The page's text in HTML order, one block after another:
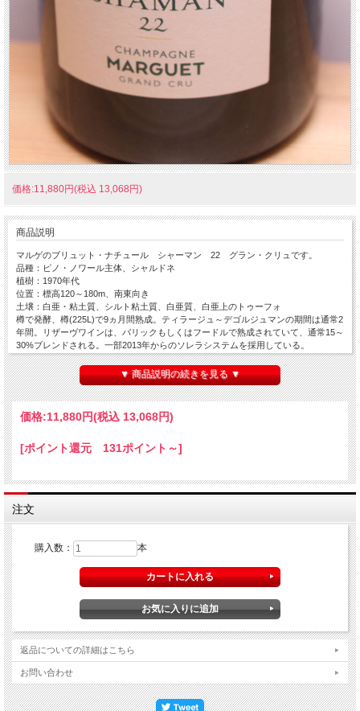
価格:11,880円(税込 13,068円)
商品説明
マルゲのブリュット・ナチュール シャーマン 22 グラン・クリュです。
品種：ピノ・ノワール主体、シャルドネ
植樹：1970年代
位置：標高120～180m、南東向き
土壌：白亜・粘土質、シルト粘土質、白亜質、白亜上のトゥーフォ
樽で発酵、樽(225L)で9ヵ月間熟成。ティラージュ～デゴルジュマンの期間は通常2
年間。リザーヴワインは、バリックもしくはフードルで熟成されていて、通常15～
30%ブレンドされる。一部2013年からのソレラシステムを採用している。
ヴァン・クレールでの熟成の段階で、より熟成が進んでいる樽を選び出しブレンド
する。単一クリュやリューディーがブレンドされることもしばしばある。畑はブー
ジィとアンボネの自社畑のみ。NVシャンパーニュとしてリリースしているが、メ
インラベル上の数字は収穫年のブドウが、キュヴェ・シャーマンの約80％を占める
原料となっていることを、消費者に伝えるために表記している。これは、原材料の
不透明なシャンパーニュ業界へ向けた、その年の個性や、畑の周りの環境を大切に
▼ 商品説明の続きを見る ▼
価格:11,880円(税込 13,068円)
[ポイント還元 131ポイント～]
注文
購入数： 本
返品についての詳細はこちら
お問い合わせ